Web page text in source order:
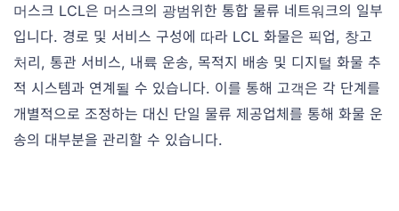
머스크 LCL은 머스크의 광범위한 통합 물류 네트워크의 일부
입니다. 경로 및 서비스 구성에 따라 LCL 화물은 픽업, 창고
처리, 통관 서비스, 내륙 운송, 목적지 배송 및 디지털 화물 추
적 시스템과 연계될 수 있습니다. 이를 통해 고객은 각 단계를
개별적으로 조정하는 대신 단일 물류 제공업체를 통해 화물 운
송의 대부분을 관리할 수 있습니다.